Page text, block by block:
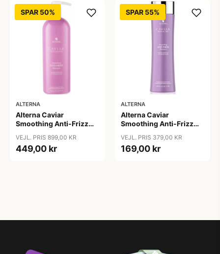
SPAR 50%
ALTERNA
Alterna Caviar
Smoothing Anti-Frizz
VEJL. PRIS 899,00 KR
449,00 kr
SPAR 55%
ALTERNA
Alterna Caviar
Smoothing Anti-Frizz
VEJL. PRIS 379,00 KR
169,00 kr